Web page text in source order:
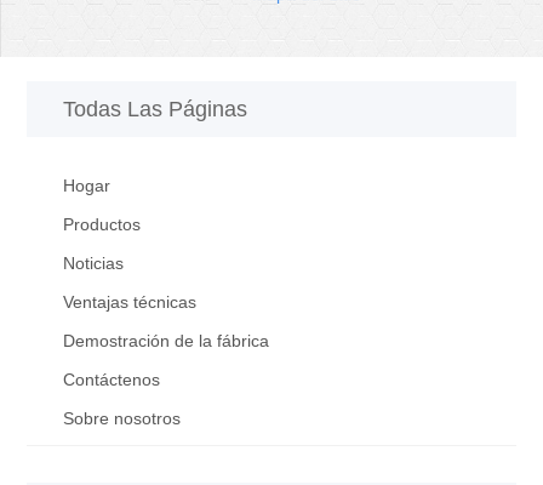
Todas Las Páginas
Hogar
Productos
Noticias
Ventajas técnicas
Demostración de la fábrica
Contáctenos
Sobre nosotros